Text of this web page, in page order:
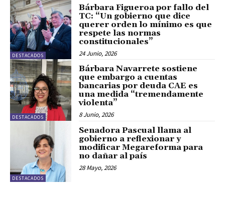
DESTACADOS
Bárbara Figueroa por fallo del
TC: “Un gobierno que dice
querer orden lo mínimo es que
respete las normas
constitucionales”
24 Junio, 2026
DESTACADOS
Bárbara Navarrete sostiene
que embargo a cuentas
bancarias por deuda CAE es
una medida “tremendamente
violenta”
8 Junio, 2026
DESTACADOS
Senadora Pascual llama al
gobierno a reflexionar y
modificar Megareforma para
no dañar al país
28 Mayo, 2026